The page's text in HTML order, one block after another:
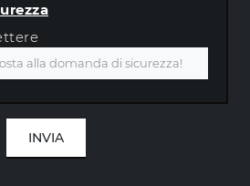
INVIA